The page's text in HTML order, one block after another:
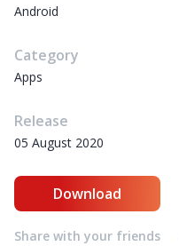
Android
Category
Apps
Release
05 August 2020
Download
Share with your friends